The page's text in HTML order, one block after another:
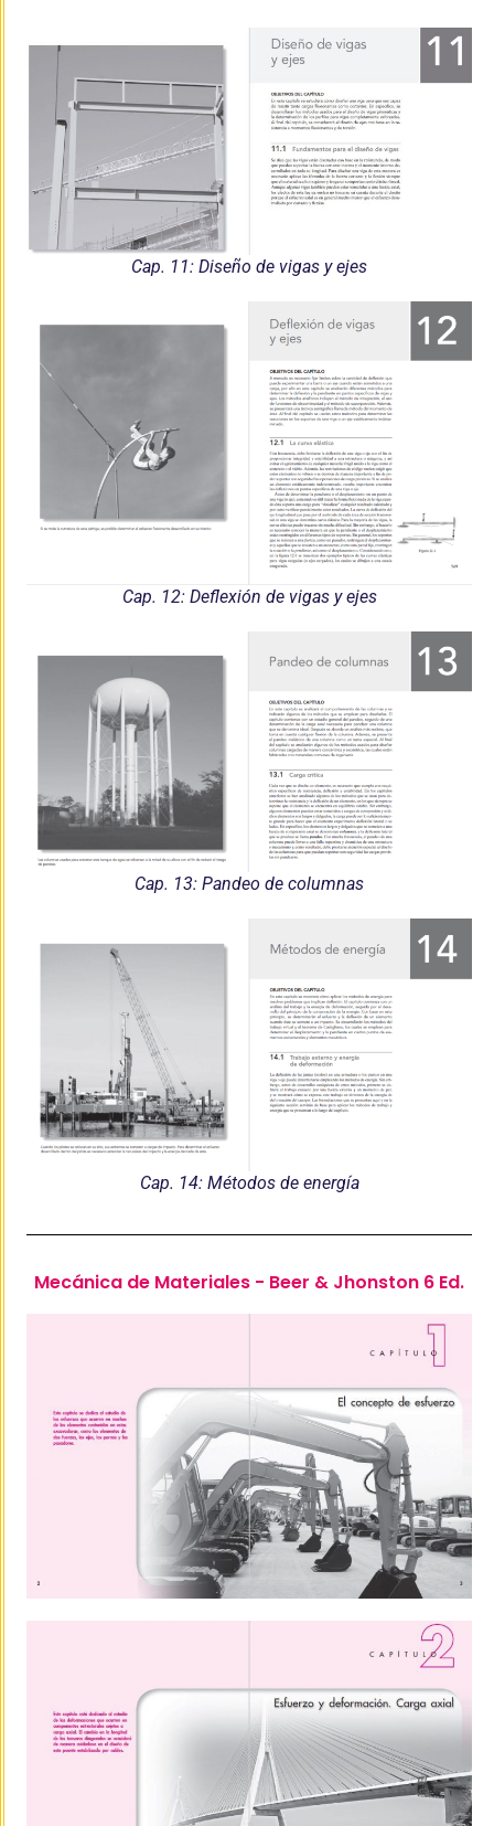
Cap. 11: Diseño de vigas y ejes
Cap. 12: Deflexión de vigas y ejes
Cap. 13: Pandeo de columnas
Cap. 14: Métodos de energía
Mecánica de Materiales - Beer & Jhonston 6 Ed.